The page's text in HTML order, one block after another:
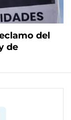
del
de